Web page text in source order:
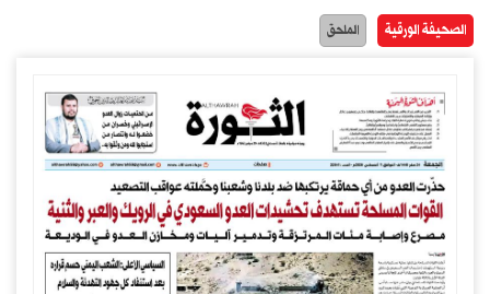
الصحيفة الورقية الملحق